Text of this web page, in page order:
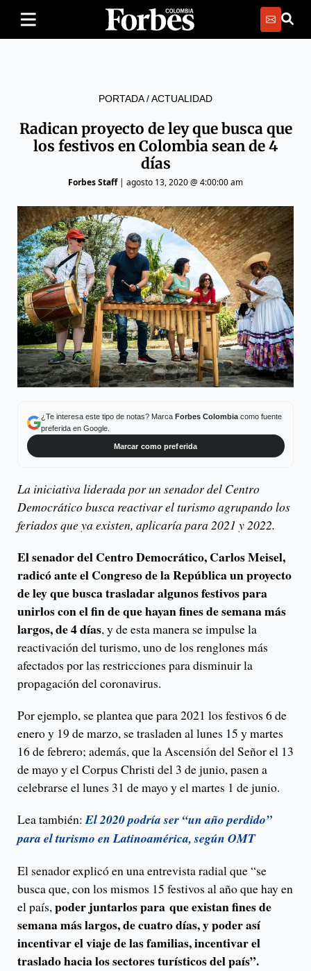
PORTADA/ACTUALIDAD
Radican proyecto de ley que busca que
los festivos en Colombia sean de 4
días
Forbes Staff| agosto 13, 2020 @ 4:00:00 am
¿Te interesa este tipo de notas? Marca Forbes Colombiacomo fuente
preferida en Google.
Marcar como preferida
La iniciativa liderada por un senador del Centro
Democrático busca reactivar el turismo agrupando los
feriados que ya existen, aplicaría para 2021 y 2022.
El senador del Centro Democrático, Carlos Meisel,
radicó ante el Congreso de la República un proyecto
de ley que busca trasladar algunos festivos para
unirlos con el fin de que hayan fines de semana más
largos, de 4 días, y de esta manera se impulse la
reactivación del turismo, uno de los renglones más
afectados por las restricciones para disminuir la
propagación del coronavirus.
Por ejemplo, se plantea que para 2021 los festivos 6 de
enero y 19 de marzo, se trasladen al lunes 15 y martes
16 de febrero; además, que la Ascensión del Señor el 13
de mayo y el Corpus Christi del 3 de junio, pasen a
celebrarse el lunes 31 de mayo y el martes 1 de junio.
Lea también:El 2020 podría ser “un año perdido”
para el turismo en Latinoamérica, según OMT
El senador explicó en una entrevista radial que “se
busca que, con los mismos 15 festivos al año que hay en
el país,poder juntarlos para que existan fines de
semana más largos, de cuatro días, y poder así
incentivar el viaje de las familias, incentivar el
traslado hacia los sectores turísticos del país”.